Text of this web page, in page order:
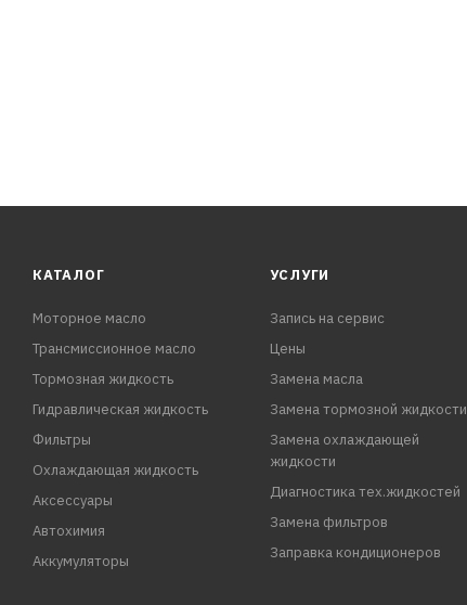
КАТАЛОГ
Моторное масло
Трансмиссионное масло
Тормозная жидкость
Гидравлическая жидкость
Фильтры
Охлаждающая жидкость
Аксессуары
Автохимия
Аккумуляторы
УСЛУГИ
Запись на сервис
Цены
Замена масла
Замена тормозной жидкости
Замена охлаждающей
жидкости
Диагностика тех.жидкостей
Замена фильтров
Заправка кондиционеров